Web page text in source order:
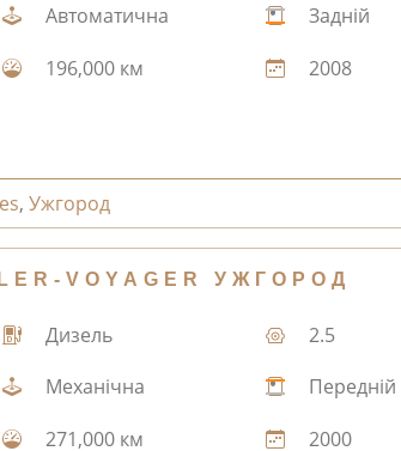
Автоматична
Задній
196,000 км
2008
,Ужгород
VOYAGER УЖГОРОД
Дизель
2.5
Механічна
Передній
271,000 км
2000